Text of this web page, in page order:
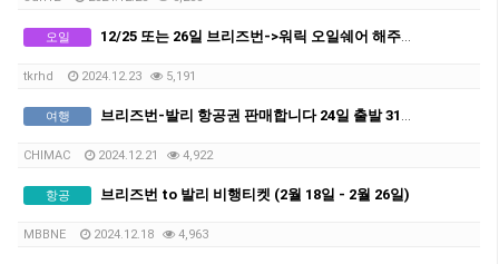
오일 12/25 또는 26일 브리즈번->워릭 오일쉐어 해주실 분
tkrhd 2024.12.23 5,191
여행 브리즈번-발리 항공권 판매합니다 24일 출발 31일 도착
CHIMAC 2024.12.21 4,922
항공 브리즈번 to 발리 비행티켓 (2월 18일 - 2월 26일)
MBBNE 2024.12.18 4,963